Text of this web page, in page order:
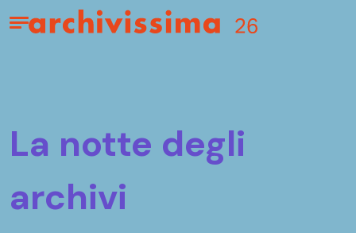
Home page
Apri il menu
la notte degli
archivi